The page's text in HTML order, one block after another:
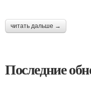
читать дальше →
Последние